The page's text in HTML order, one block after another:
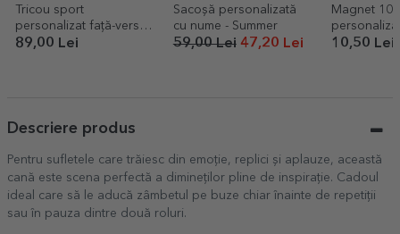
Tricou sport
personalizat față-verso
cu logo, nume și număr
89,00 Lei
Sacoșă personalizată
cu nume - Summer
59,00 Lei47,20 Lei
Magnet
și text -
10,50 Lei
Descriere produs
Pentru sufletele care trăiesc din emoție, replici și aplauze, această
cană este scena perfectă a dimineților pline de inspirație. Cadoul
ideal care să le aducă zâmbetul pe buze chiar înainte de repetiții
sau în pauza dintre două roluri.